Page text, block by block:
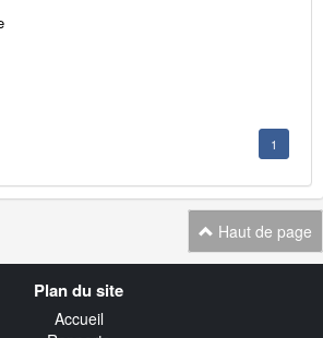
1
Haut de page
Plan du site
Accueil